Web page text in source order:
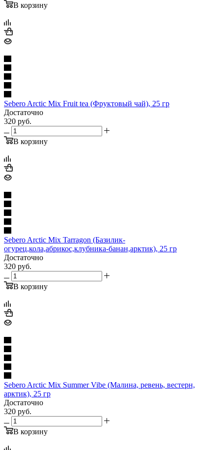
В корзину
Sebero Arctic Mix Fruit tea (Фруктовый чай), 25 гр
Достаточно
320 руб.
В корзину
Sebero Arctic Mix Tarragon (Базилик-
огурец,кола,абрикос,клубника-банан,арктик), 25 гр
Достаточно
320 руб.
В корзину
Sebero Arctic Mix Summer Vibe (Малина, ревень, вестерн,
арктик), 25 гр
Достаточно
320 руб.
В корзину